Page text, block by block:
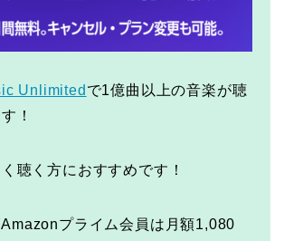
Unlimited で1億曲以上の音楽が聴
！
聴く方におすすめです！
プライム会員は月額1,080